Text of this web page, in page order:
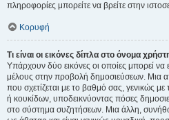
πληροφορίες μπορείτε να βρείτε στην
Κορυφή
Τι είναι οι εικόνες δίπλα στο όνομα
Υπάρχουν δύο εικόνες οι οποίες μπορεί να
μέλους στην προβολή δημοσιεύσεων. Μια
που σχετίζεται με το βαθμό σας, γενικώς
ή κουκίδων, υποδεικνύοντας πόσες
στο σύστημα συζητήσεων. Μια άλλη,